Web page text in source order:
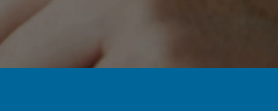
トーションばね
を探す